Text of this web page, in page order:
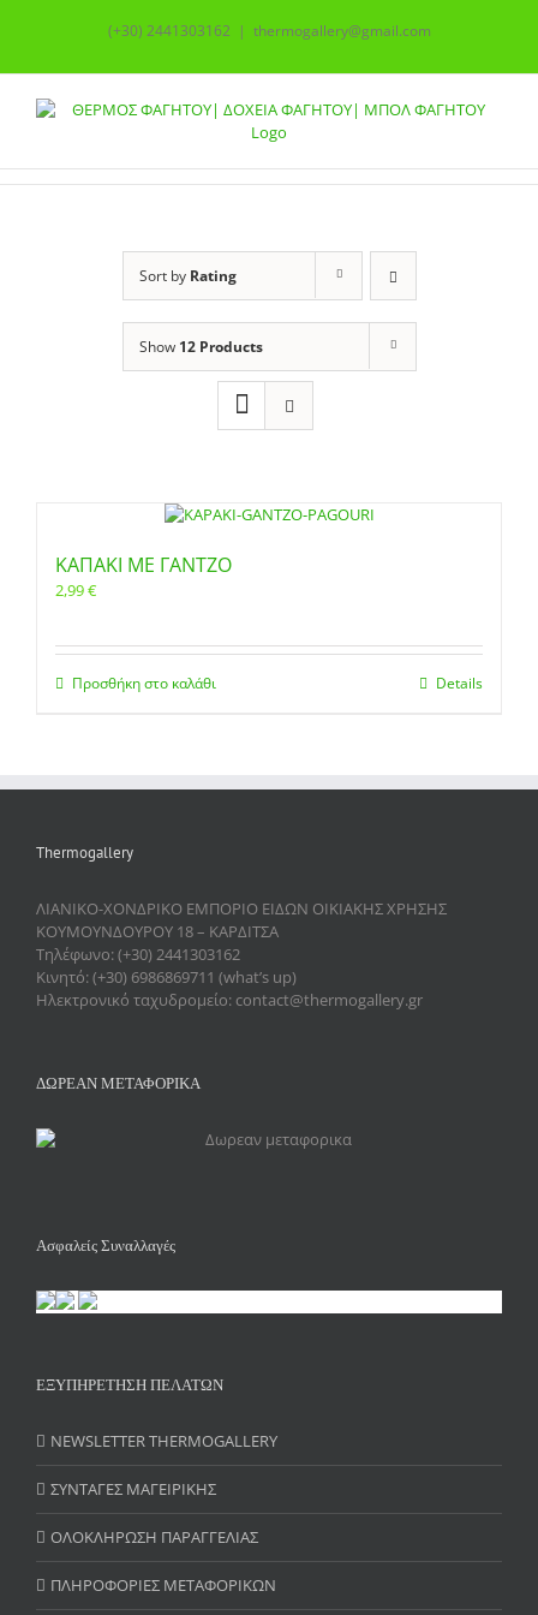
(+30) 2441303162 | thermogallery@gmail.com
Sort by Rating
Show 12 Products
ΚΑΠΑΚΙ ΜΕ ΓΑΝΤΖΟ
2,99€
Προσθήκη στο καλάθι Details
Thermogallery
ΛΙΑΝΙΚΟ-ΧΟΝΔΡΙΚΟ ΕΜΠΟΡΙΟ ΕΙΔΩΝ ΟΙΚΙΑΚΗΣ ΧΡΗΣΗΣ
ΚΟΥΜΟΥΝΔΟΥΡΟΥ 18 – ΚΑΡΔΙΤΣΑ
Τηλέφωνο: (+30) 2441303162
Κινητό: (+30) 6986869711 (what’s up)
Ηλεκτρονικό ταχυδρομείο: contact@thermogallery.gr
ΔΩΡΕΑΝ ΜΕΤΑΦΟΡΙΚΑ
Ασφαλείς Συναλλαγές
ΕΞΥΠΗΡΕΤΗΣΗ ΠΕΛΑΤΩΝ
NEWSLETTER THERMOGALLERY
ΣΥΝΤΑΓΕΣ ΜΑΓΕΙΡΙΚΗΣ
ΟΛΟΚΛΗΡΩΣΗ ΠΑΡΑΓΓΕΛΙΑΣ
ΠΛΗΡΟΦΟΡΙΕΣ ΜΕΤΑΦΟΡΙΚΩΝ